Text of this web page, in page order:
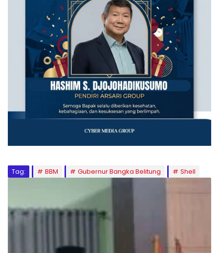
Tag: BBM Gubernur Bangka Belitung Shell